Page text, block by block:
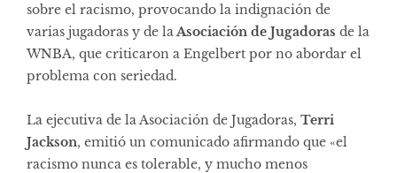
sobre el racismo, provocando la indignación de
varias jugadoras y de la Asociación de Jugadoras de la
WNBA, que criticaron a Engelbert por no abordar el
problema con seriedad​.
La ejecutiva de la Asociación de Jugadoras, Terri
Jackson, emitió un comunicado afirmando que «el
racismo nunca es tolerable, y mucho menos